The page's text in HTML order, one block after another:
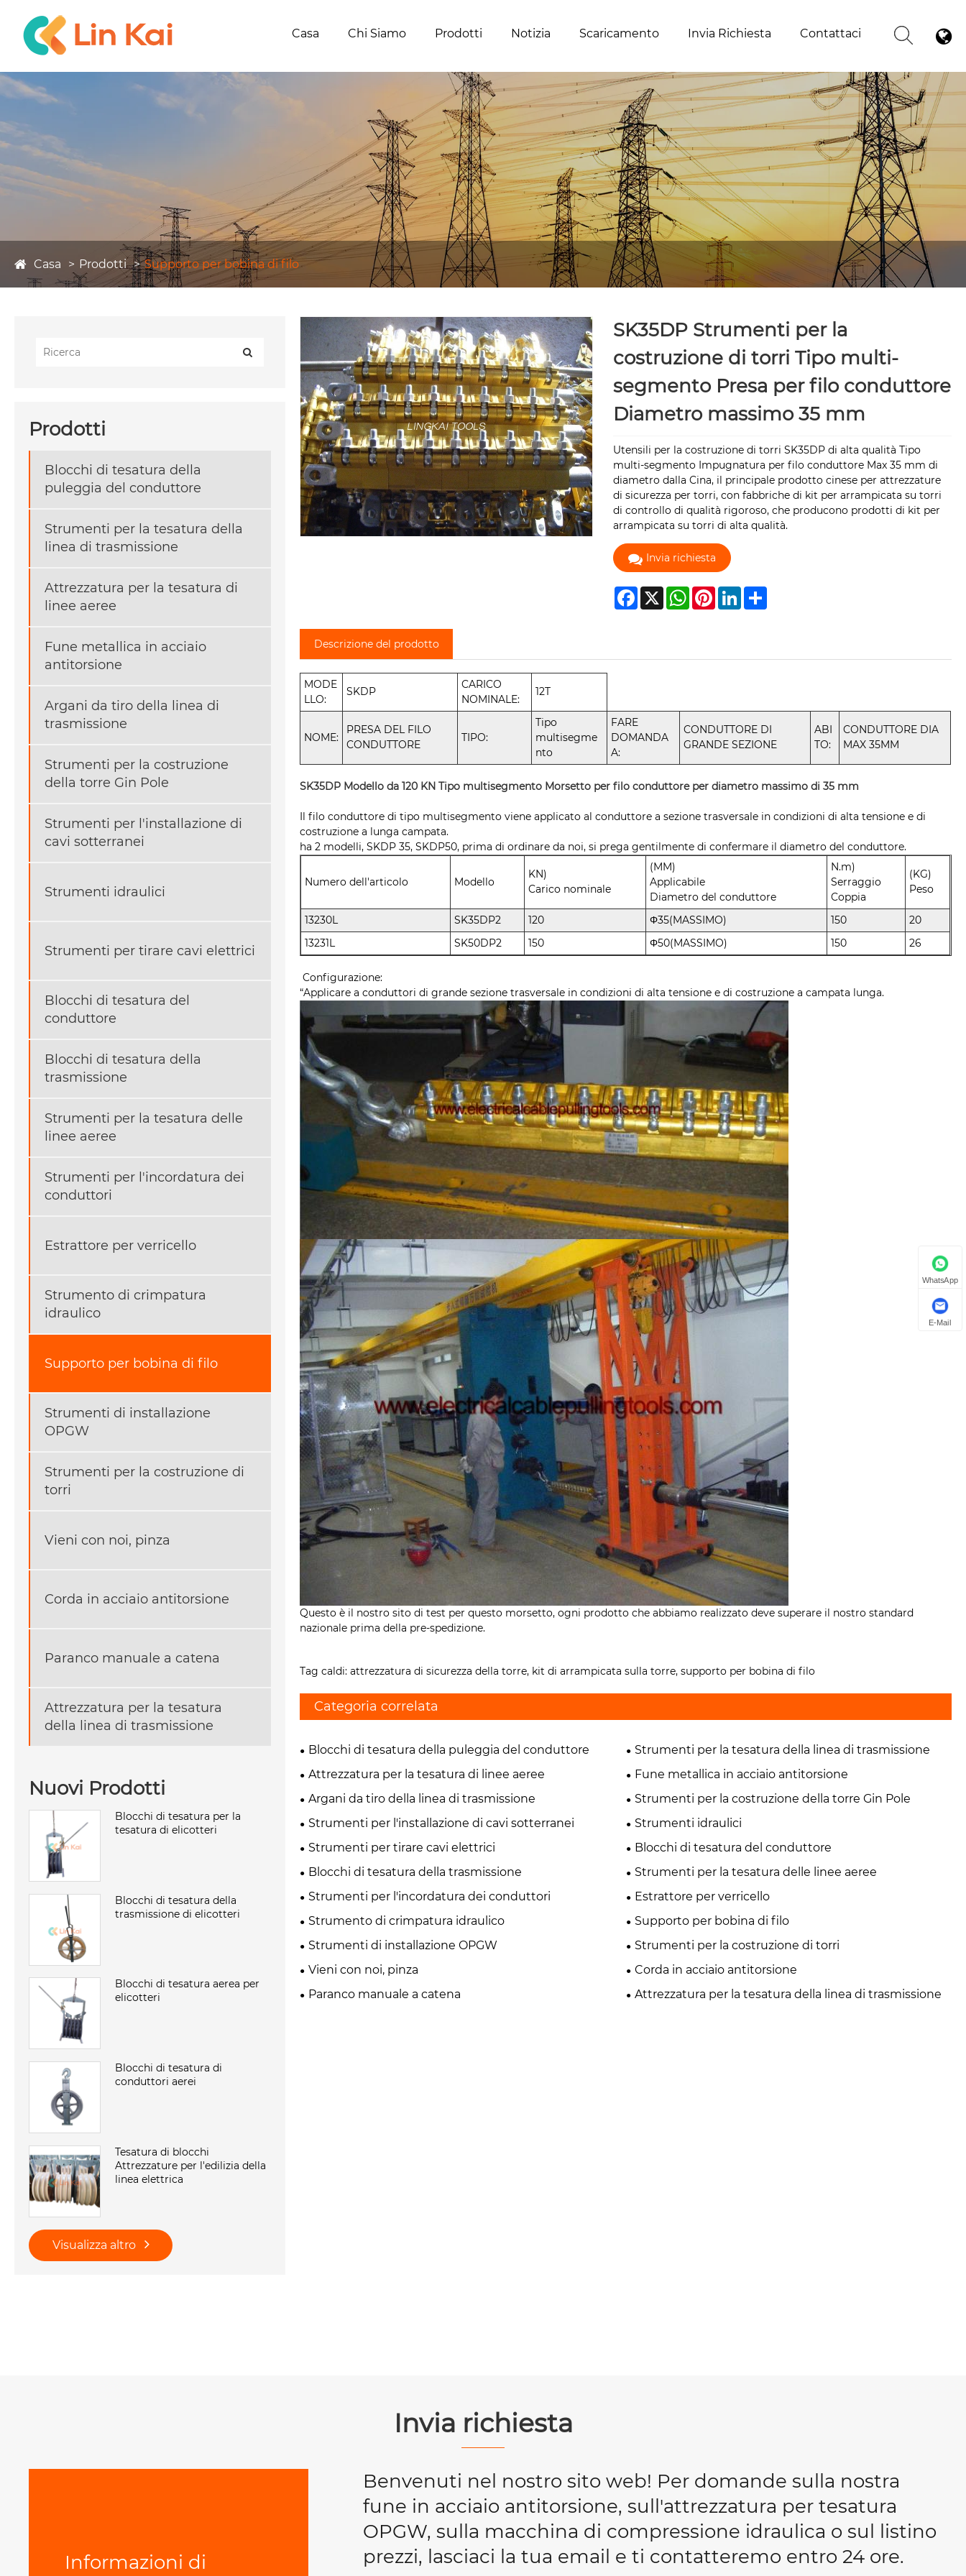
Casa Chi Siamo Prodotti Notizia Scaricamento Invia Richiesta Contattaci
Casa Prodotti Supporto per bobina di filo
Prodotti
Blocchi di tesatura della
puleggia del conduttore
Strumenti per la tesatura della
linea di trasmissione
Attrezzatura per la tesatura di
linee aeree
Fune metallica in acciaio
antitorsione
Argani da tiro della linea di
trasmissione
Strumenti per la costruzione
della torre Gin Pole
Strumenti per l'installazione di
cavi sotterranei
Strumenti idraulici
Strumenti per tirare cavi elettrici
Blocchi di tesatura del
conduttore
Blocchi di tesatura della
trasmissione
Strumenti per la tesatura delle
linee aeree
Strumenti per l'incordatura dei
conduttori
Estrattore per verricello
Strumento di crimpatura
idraulico
Supporto per bobina di filo
Strumenti di installazione
OPGW
Strumenti per la costruzione di
torri
Vieni con noi, pinza
Corda in acciaio antitorsione
Paranco manuale a catena
Attrezzatura per la tesatura
della linea di trasmissione
Nuovi Prodotti
Blocchi di tesatura per la
tesatura di elicotteri
Blocchi di tesatura della
trasmissione di elicotteri
Blocchi di tesatura aerea per
elicotteri
Blocchi di tesatura di
conduttori aerei
Tesatura di blocchi
Attrezzature per l'edilizia della
linea elettrica
Visualizza altro
SK35DP Strumenti per la
costruzione di torri Tipo multi-
segmento Presa per filo conduttore
Diametro massimo 35 mm
Utensili per la costruzione di torri SK35DP di alta qualità Tipo
multi-segmento Impugnatura per filo conduttore Max 35 mm di
diametro dalla Cina, il principale prodotto cinese per attrezzature
di sicurezza per torri, con fabbriche di kit per arrampicata su torri
di controllo di qualità rigoroso, che producono prodotti di kit per
arrampicata su torri di alta qualità.
Invia richiesta
Facebook
X WhatsApp
PinterestLinkedInShare
Descrizione del prodotto
MODE
LLO:
SKDP
CARICO
NOMINALE:
12T
NOME:
PRESA DEL FILO
CONDUTTORE
TIPO:
Tipo
multisegme
nto
FARE
DOMANDA
A:
CONDUTTORE DI
GRANDE SEZIONE
ABI
TO:
CONDUTTORE DIA
MAX 35MM
SK35DP Modello da 120 KN Tipo multisegmento Morsetto per filo conduttore per diametro massimo di 35 mm
Il filo conduttore di tipo multisegmento viene applicato al conduttore a sezione trasversale in condizioni di alta tensione e di
costruzione a lunga campata.
ha 2 modelli, SKDP 35, SKDP50, prima di ordinare da noi, si prega gentilmente di confermare il diametro del conduttore.
Numero dell'articolo Modello
KN)
Carico nominale
(MM)
Applicabile
Diametro del conduttore
N.m)
Serraggio
Coppia
(KG)
Peso
13230L SK35DP2 120 Φ35(MASSIMO) 150
20
13231L
SK50DP2 150 Φ50(MASSIMO) 150 26
Configurazione:
“Applicare a conduttori di grande sezione trasversale in condizioni di alta tensione e di costruzione a campata lunga.
Questo è il nostro sito di test per questo morsetto, ogni prodotto che abbiamo realizzato deve superare il nostro standard
nazionale prima della pre-spedizione.
Tag caldi: attrezzatura di sicurezza della torre, kit di arrampicata sulla torre, supporto per bobina di filo
Categoria correlata
Blocchi di tesatura della puleggia del conduttore
Strumenti per la tesatura della linea di trasmissione
Attrezzatura per la tesatura di linee aeree
Fune metallica in acciaio antitorsione
Argani da tiro della linea di trasmissione
Strumenti per la costruzione della torre Gin Pole
Strumenti per l'installazione di cavi sotterranei
Strumenti idraulici
Strumenti per tirare cavi elettrici
Blocchi di tesatura del conduttore
Blocchi di tesatura della trasmissione
Strumenti per la tesatura delle linee aeree
Strumenti per l'incordatura dei conduttori
Estrattore per verricello
Strumento di crimpatura idraulico
Supporto per bobina di filo
Strumenti di installazione OPGW
Strumenti per la costruzione di torri
Vieni con noi, pinza
Corda in acciaio antitorsione
Paranco manuale a catena
Attrezzatura per la tesatura della linea di trasmissione
Invia richiesta
Informazioni di
Benvenuti nel nostro sito web! Per domande sulla nostra
fune in acciaio antitorsione, sull'attrezzatura per tesatura
OPGW, sulla macchina di compressione idraulica o sul listino
prezzi, lasciaci la tua email e ti contatteremo entro 24 ore.
WhatsApp
E-Mail